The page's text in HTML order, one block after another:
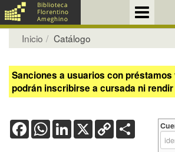
Inicio Catálogo
Sanciones a usuarios con
podrán inscribirse a cursada ni
FacebookWhatsApp
LinkedIn
X Copy
Link